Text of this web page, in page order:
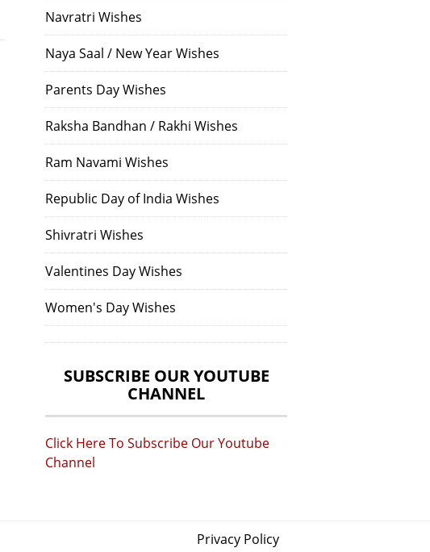
Navratri Wishes
Naya Saal / New Year Wishes
Parents Day Wishes
Raksha Bandhan / Rakhi Wishes
Ram Navami Wishes
Republic Day of India Wishes
Shivratri Wishes
Valentines Day Wishes
Women's Day Wishes
SUBSCRIBE OUR YOUTUBE
CHANNEL
Click Here To Subscribe Our Youtube
Channel
Privacy Policy